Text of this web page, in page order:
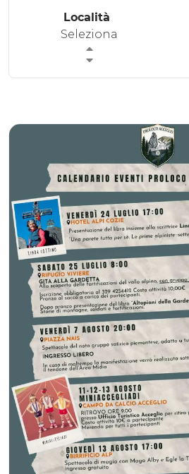
ESPERIENZE
ACCOGLIENZA
Località
Seleziona